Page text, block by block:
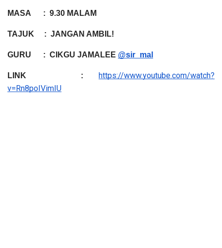
MASA      :  9.30 MALAM
TAJUK     :  JANGAN AMBIL!
GURU      :  CIKGU JAMALEE @sir_mal
LINK       :
https://www.youtube.com/watch?
v=Rn8poIVimIU